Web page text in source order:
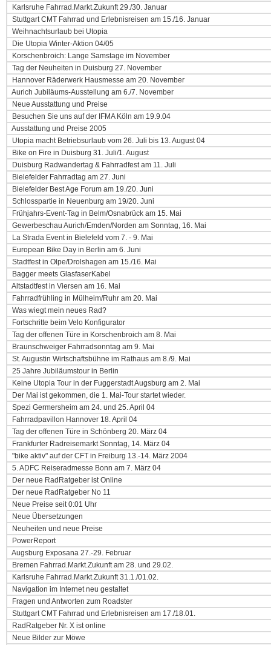
Karlsruhe Fahrrad.Markt.Zukunft 29./30. Januar
Stuttgart CMT Fahrrad und Erlebnisreisen am 15./16. Januar
Weihnachtsurlaub bei Utopia
Die Utopia Winter-Aktion 04/05
Korschenbroich: Lange Samstage im November
Tag der Neuheiten in Duisburg 27. November
Hannover Räderwerk Hausmesse am 20. November
Aurich Jubiläums-Ausstellung am 6./7. November
Neue Ausstattung und Preise
Besuchen Sie uns auf der IFMA Köln am 19.9.04
Ausstattung und Preise 2005
Utopia macht Betriebsurlaub vom 26. Juli bis 13. August 04
Bike on Fire in Duisburg 31. Juli/1. August
Duisburg Radwandertag & Fahrradfest am 11. Juli
Bielefelder Fahrradtag am 27. Juni
Bielefelder Best Age Forum am 19./20. Juni
Schlosspartie in Neuenburg am 19/20. Juni
Frühjahrs-Event-Tag in Belm/Osnabrück am 15. Mai
Gewerbeschau Aurich/Emden/Norden am Sonntag, 16. Mai
La Strada Event in Bielefeld vom 7. - 9. Mai
European Bike Day in Berlin am 6. Juni
Stadtfest in Olpe/Drolshagen am 15./16. Mai
Bagger meets GlasfaserKabel
Altstadtfest in Viersen am 16. Mai
Fahrradfrühling in Mülheim/Ruhr am 20. Mai
Was wiegt mein neues Rad?
Fortschritte beim Velo Konfigurator
Tag der offenen Türe in Korschenbroich am 8. Mai
Braunschweiger Fahrradsonntag am 9. Mai
St. Augustin Wirtschaftsbühne im Rathaus am 8./9. Mai
25 Jahre Jubiläumstour in Berlin
Keine Utopia Tour in der Fuggerstadt Augsburg am 2. Mai
Der Mai ist gekommen, die 1. Mai-Tour startet wieder.
Spezi Germersheim am 24. und 25. April 04
Fahrradpavillon Hannover 18. April 04
Tag der offenen Türe in Schönberg 20. März 04
Frankfurter Radreisemarkt Sonntag, 14. März 04
"bike aktiv" auf der CFT in Freiburg 13.-14. März 2004
5. ADFC Reiseradmesse Bonn am 7. März 04
Der neue RadRatgeber ist Online
Der neue RadRatgeber No 11
Neue Preise seit 0:01 Uhr
Neue Übersetzungen
Neuheiten und neue Preise
PowerReport
Augsburg Exposana 27.-29. Februar
Bremen Fahrrad.Markt.Zukunft am 28. und 29.02.
Karlsruhe Fahrrad.Markt.Zukunft 31.1./01.02.
Navigation im Internet neu gestaltet
Fragen und Antworten zum Roadster
Stuttgart CMT Fahrrad und Erlebnisreisen am 17./18.01.
RadRatgeber Nr. X ist online
Neue Bilder zur Möwe